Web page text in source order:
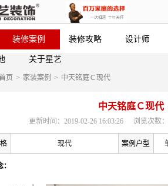
装修案例 装修攻略 设计师
关于星艺
页 > 家装案例 > 中天铭庭Ｃ现代
中天铭庭Ｃ现代
更新时间：2019-02-26 16:03:26 浏览次数
现代 案例户型